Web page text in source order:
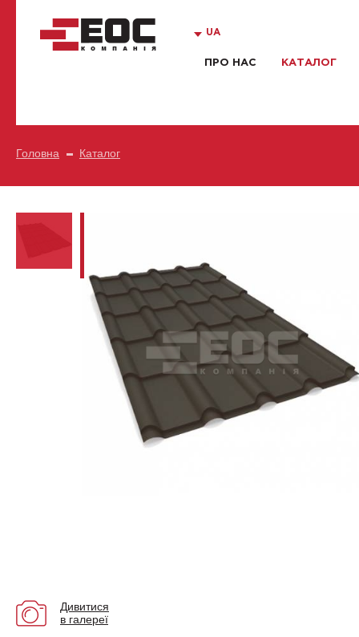
UA
ПРО НАС КАТАЛОГ
Головна Каталог
Дивитися
в галереї